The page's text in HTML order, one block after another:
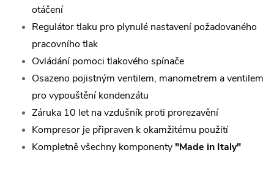
otáčení
Regulátor tlaku pro plynulé nastavení požadovaného
pracovního tlak
Ovládání pomoci tlakového spínače
Osazeno pojistným ventilem, manometrem a ventilem
pro vypouštění kondenzátu
Záruka 10 let na vzdušník proti prorezavění
Kompresor je připraven k okamžitému použití
Kompletně všechny komponenty"Made in Italy"